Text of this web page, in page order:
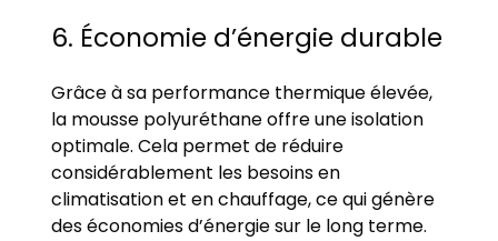
6. Économie d’énergie durable
Grâce à sa performance thermique élevée,
la mousse polyuréthane offre une isolation
optimale. Cela permet de réduire
considérablement les besoins en
climatisation et en chauffage, ce qui génère
des économies d’énergie sur le long terme.